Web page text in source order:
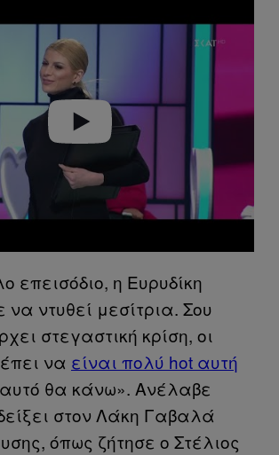
Play video
επεισόδιο, η Ευρυδίκη
ντυθεί μεσίτρια. Σου
στεγαστική κρίση, οι
να είναι πολύ hot αυτή
θα κάνω». Ανέλαβε
στον Λάκη Γαβαλά
όπως ζήτησε ο Στέλιος